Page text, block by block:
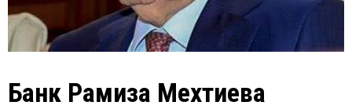
Банк Рамиза Мехтиева